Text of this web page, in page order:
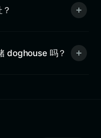
doghouse 吗？